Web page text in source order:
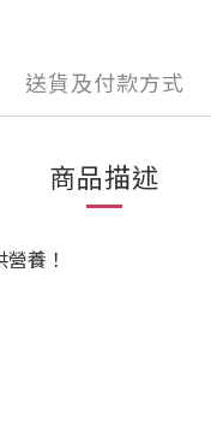
送貨及付款方式
商品描述
養！